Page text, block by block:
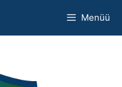
Menüü